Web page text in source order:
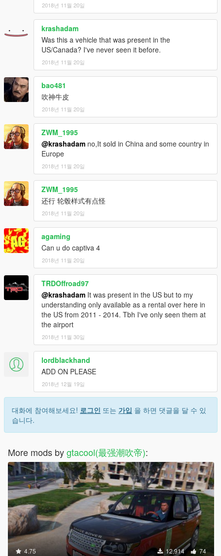
2018년 11월 20일
krashadam
Was this a vehicle that was present in the
US/Canada? I've never seen it before.
2018년 11월 20일
bao481
吹神牛皮
2018년 11월 20일
ZWM_1995
@krashadam no,It sold in China and some country in
Europe
2018년 11월 20일
ZWM_1995
还行 轮毂样式有点怪
2018년 11월 20일
agaming
Can u do captiva 4
2018년 11월 20일
TRDOffroad97
@krashadam It was present in the US but to my
understanding only available as a rental over here in
the US from 2011 - 2014. Tbh I've only seen them at
the airport
2018년 11월 30일
lordblackhand
ADD ON PLEASE
2018년 12월 19일
대화에 참여해보세요! 로그인 또는 가입 을 하면 댓글을 달 수 있
습니다.
More mods bygtacool(最强潮吹帝):
4.75 12,914 74